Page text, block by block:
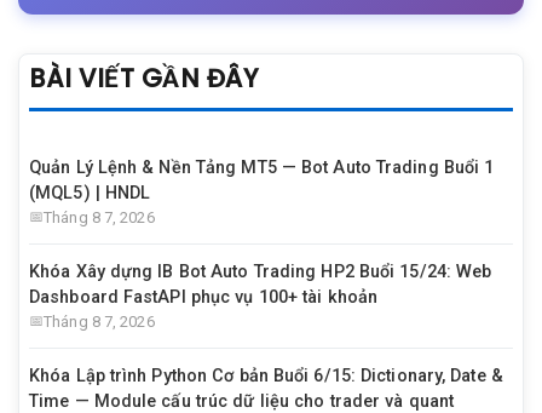
BÀI VIẾT GẦN ĐÂY
Quản Lý Lệnh & Nền Tảng MT5 — Bot Auto Trading Buổi 1
(MQL5) | HNDL
Tháng 8 7, 2026
Khóa Xây dựng IB Bot Auto Trading HP2 Buổi 15/24: Web
Dashboard FastAPI phục vụ 100+ tài khoản
Tháng 8 7, 2026
Khóa Lập trình Python Cơ bản Buổi 6/15: Dictionary, Date &
Time — Module cấu trúc dữ liệu cho trader và quant